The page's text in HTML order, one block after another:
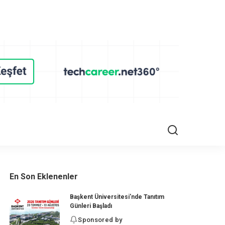
En Son Eklenenler
Başkent Üniversitesi’nde Tanıtım
Günleri Başladı
Sponsored by